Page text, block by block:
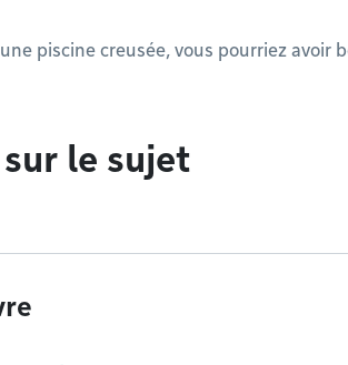
piscine creusée, vous pourriez avoir
le sujet